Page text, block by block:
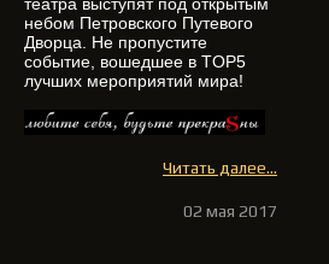
небом Петровского Путевого
Дворца. Не пропустите
событие, вошедшее в TOP5
лучших мероприятий мира!
Читать далее...
02 мая 2017